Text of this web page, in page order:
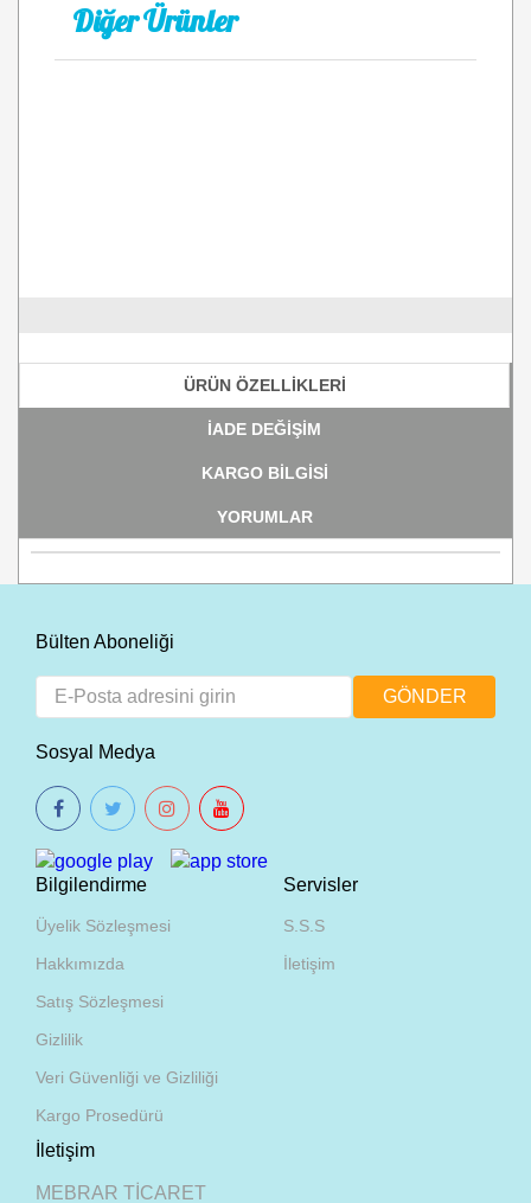
Diğer Ürünler
ÜRÜN ÖZELLİKLERİ
İADE DEĞİŞİM
KARGO BİLGİSİ
YORUMLAR
Bülten Aboneliği
Sosyal Medya
Bilgilendirme
Üyelik Sözleşmesi
Hakkımızda
Satış Sözleşmesi
Gizlilik
Veri Güvenliği ve Gizliliği
Kargo Prosedürü
Servisler
S.S.S
İletişim
İletişim
MEBRAR TİCARET